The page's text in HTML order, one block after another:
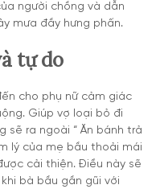
người chồng và dẫn
mưa đầy hưng phấn.
tự do
cho phụ nữ cảm giác
Giúp vợ loại bỏ đi
sẽ ra ngoài “ Ăn bánh trả
lý của mẹ bầu thoải mái
cải thiện. Điều này sẽ
bà bầu gần gũi với